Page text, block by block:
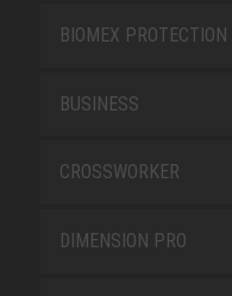
BIOMEX PROTECTION
BUSINESS
CROSSWORKER
DIMENSION PRO